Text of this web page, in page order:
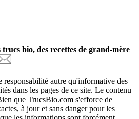
bio, des recettes de grand-mère
autre qu'informative des
dans les pages de ce site. Le contenu
que TrucsBio.com s'efforce de
à jour et sans danger pour les